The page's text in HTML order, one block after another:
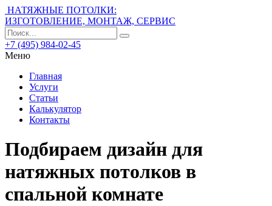
НАТЯЖНЫЕ ПОТОЛКИ:
ИЗГОТОВЛЕНИЕ, МОНТАЖ, СЕРВИС
+7 (495) 984-02-45
Меню
Главная
Услуги
Статьи
Калькулятор
Контакты
Подбираем дизайн для
натяжных потолков в
спальной комнате